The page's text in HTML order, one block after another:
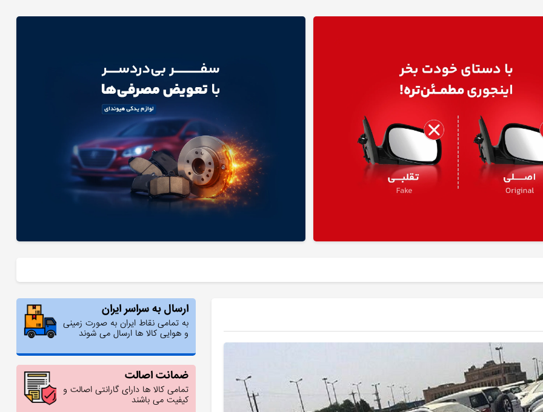
ارسال به سراسر ایران
به تمامی نقاط ایران به صورت زمینی
و هوایی کالا ها ارسال می شوند
ضمانت اصالت
تمامی کالا ها دارای گارانتی اصالت و
کیفیت می باشند